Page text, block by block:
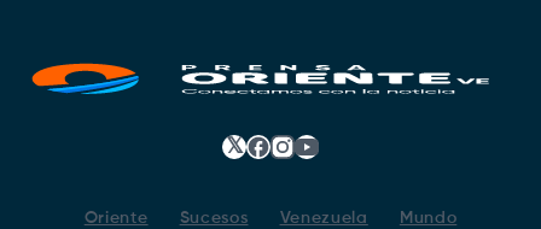
𝕏 Facebook
Instagram
YouTube
Oriente Sucesos Venezuela Mundo